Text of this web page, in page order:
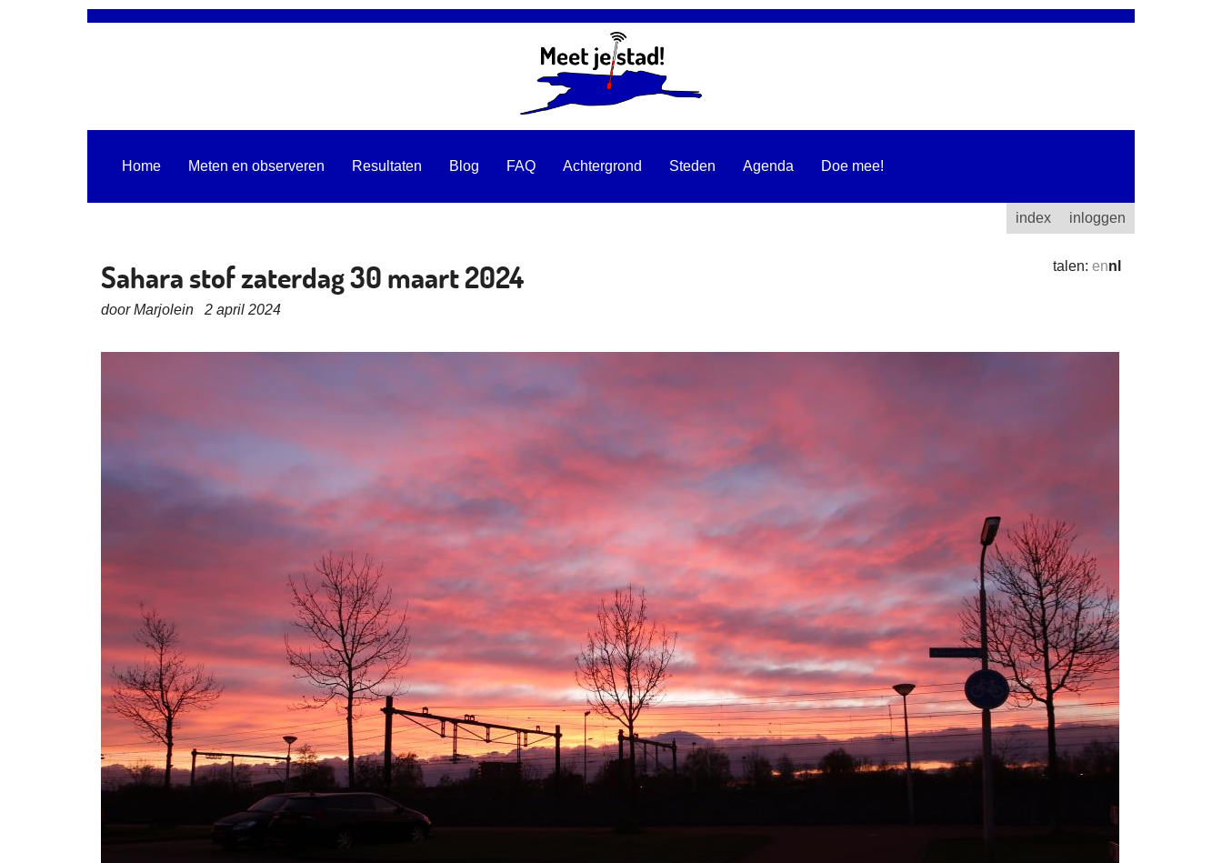
Home Meten en observeren Resultaten Blog FAQ Achtergrond Steden Agenda Doe mee!
index inloggen
Sahara stof zaterdag 30 maart 2024 talen: ennl
door Marjolein 2 april 2024